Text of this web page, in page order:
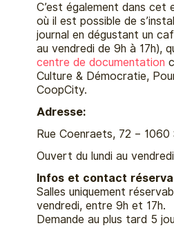
C’est également dans cet
où il est possible de
journal en dégustant un
au vendredi de 9h à 17h),
centre de documentation
Culture & Démocratie,
CoopCity.
Adresse:
Rue Coenraets, 72 – 1060
Ouvert du lundi au
Infos et contact
Salles uniquement
vendredi, entre 9h et 17h.
Demande au plus tard 5